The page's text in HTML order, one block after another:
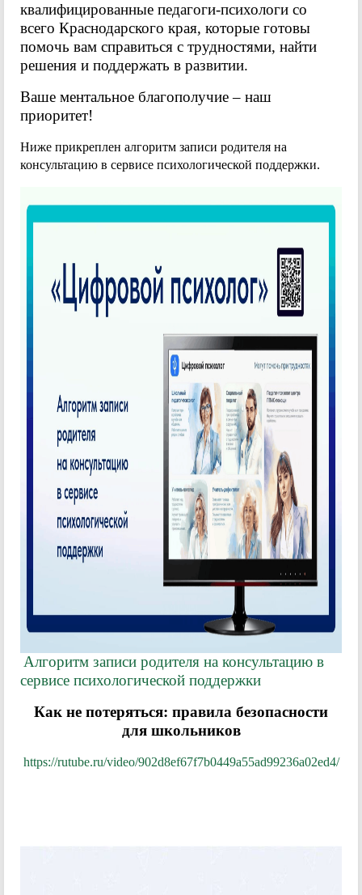
квалифицированные педагоги-психологи со
всего Краснодарского края, которые готовы
помочь вам справиться с трудностями, найти
решения и поддержать в развитии.
Ваше ментальное благополучие – наш
приоритет!
Ниже прикреплен алгоритм записи родителя на
консультацию в сервисе психологической поддержки.
Алгоритм записи родителя на консультацию в
сервисе психологической поддержки
Как не потеряться: правила безопасности
для школьников
https://rutube.ru/video/902d8ef67f7b0449a55ad99236a02ed4/